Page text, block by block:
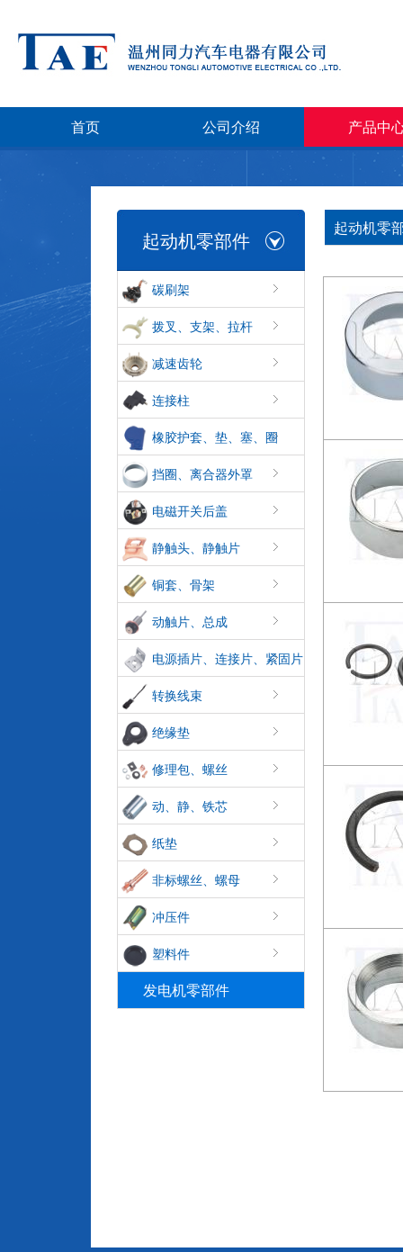
首页 公司介绍 产品中
起动机零部件
碳刷架
拨叉、支架、拉杆
减速齿轮
连接柱
橡胶护套、垫、塞、圈
挡圈、离合器外罩
电磁开关后盖
静触头、静触片
铜套、骨架
动触片、总成
电源插片、连接片、紧固片
转换线束
绝缘垫
修理包、螺丝
动、静、铁芯
纸垫
非标螺丝、螺母
冲压件
塑料件
发电机零部件
起动机零